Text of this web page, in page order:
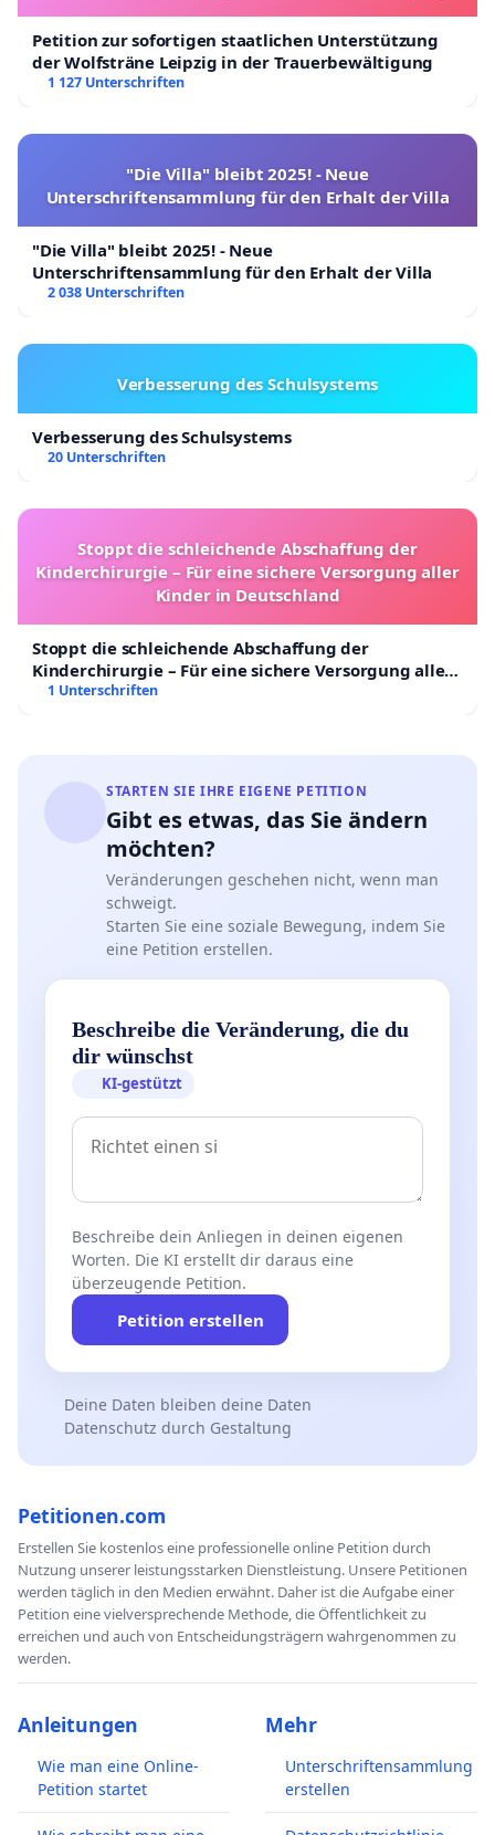
Petition zur sofortigen staatlichen Unterstützung
der Wolfsträne Leipzig in der Trauerbewältigung
1 127 Unterschriften
"Die Villa" bleibt 2025! - Neue
Unterschriftensammlung für den Erhalt der Villa
"Die Villa" bleibt 2025! - Neue
Unterschriftensammlung für den Erhalt der Villa
2 038 Unterschriften
Verbesserung des Schulsystems
Verbesserung des Schulsystems
20 Unterschriften
Stoppt die schleichende Abschaffung der
Kinderchirurgie – Für eine sichere Versorgung aller
Kinder in Deutschland
Stoppt die schleichende Abschaffung der
Kinderchirurgie – Für eine sichere Versorgung aller
Kinder in Deutschland
1 Unterschriften
STARTEN SIE IHRE EIGENE PETITION
Gibt es etwas, das Sie ändern
möchten?
Veränderungen geschehen nicht, wenn man
schweigt.
Starten Sie eine soziale Bewegung, indem Sie
eine Petition erstellen.
Beschreibe die Veränderung, die du
dir wünschst
KI-gestützt
Beschreibe dein Anliegen in deinen eigenen
Worten. Die KI erstellt dir daraus eine
überzeugende Petition.
Petition erstellen
Deine Daten bleiben deine Daten
Datenschutz durch Gestaltung
Petitionen.com
Erstellen Sie kostenlos eine professionelle online Petition durch
Nutzung unserer leistungsstarken Dienstleistung. Unsere Petitionen
werden täglich in den Medien erwähnt. Daher ist die Aufgabe einer
Petition eine vielversprechende Methode, die Öffentlichkeit zu
erreichen und auch von Entscheidungsträgern wahrgenommen zu
werden.
Anleitungen
Wie man eine Online-
Petition startet
Mehr
Unterschriftensammlung
erstellen